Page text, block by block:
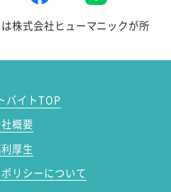
株式会社ヒューマニックが所
バイトTOP
概要
厚生
リシーについて